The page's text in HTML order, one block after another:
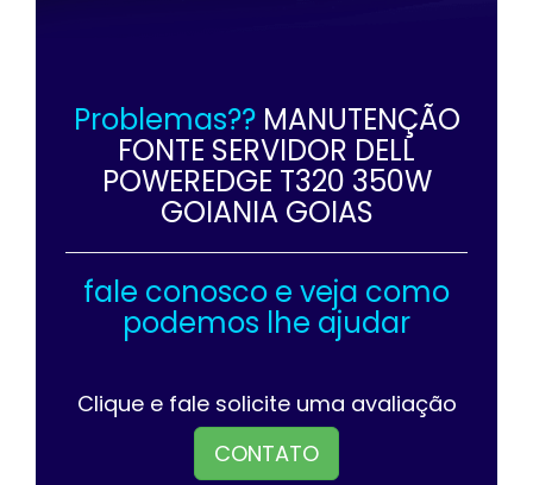
Problemas?? MANUTENÇÃO
FONTE SERVIDOR DELL
POWEREDGE T320 350W
GOIANIA GOIAS
fale conosco e veja como
podemos lhe ajudar
Clique e fale solicite uma avaliação
CONTATO